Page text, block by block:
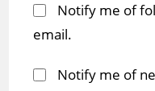
Notify me of
email.
Notify me of